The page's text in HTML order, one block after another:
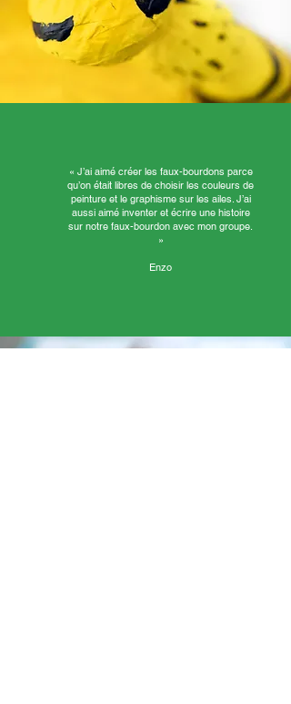
« J’ai aimé créer les faux-bourdons parce
qu’on était libres de choisir les couleurs de
peinture et le graphisme sur les ailes. J’ai
aussi aimé inventer et écrire une histoire
sur notre faux-bourdon avec mon groupe.
»
Enzo